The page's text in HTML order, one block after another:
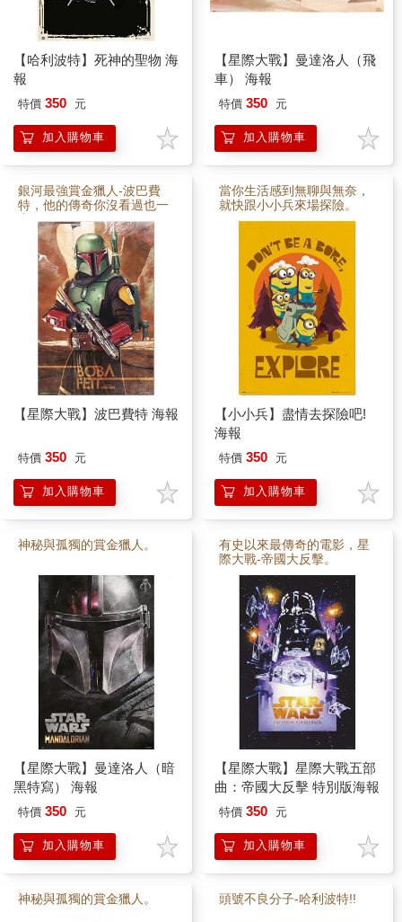
【哈利波特】死神的聖物 海
報
特價 350 元
加入購物車
【星際大戰】曼達洛人（飛
車） 海報
特價 350 元
加入購物車
銀河最強賞金獵人-波巴費
特，他的傳奇你沒看過也一
定知道。
【星際大戰】波巴費特 海報
特價 350 元
加入購物車
當你生活感到無聊與無奈，
就快跟小小兵來場探險。
【小小兵】盡情去探險吧!
海報
特價 350 元
加入購物車
神秘與孤獨的賞金獵人。
【星際大戰】曼達洛人（暗
黑特寫） 海報
特價 350 元
加入購物車
有史以來最傳奇的電影，星
際大戰-帝國大反擊。
【星際大戰】星際大戰五部
曲：帝國大反擊 特別版海報
特價 350 元
加入購物車
神秘與孤獨的賞金獵人。 頭號不良分子-哈利波特!!